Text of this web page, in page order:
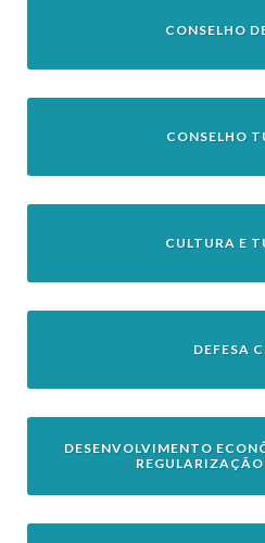
CONSELHO
CONSELHO
CULTURA E
DEFESA
DESENVOLVIMENTO